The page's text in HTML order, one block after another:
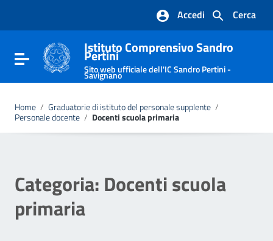
Vai al footer
Cerca
Accedi
Attiva / disattiva la navigazione
Istituto Comprensivo Sandro
Pertini
Sito web ufficiale dell'IC Sandro Pertini -
Savignano
Home / Graduatorie di istituto del personale supplente /
Personale docente / Docenti scuola primaria
Categoria: Docenti scuola
primaria